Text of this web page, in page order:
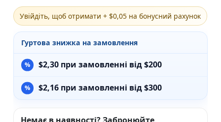
Увійдіть, щоб отримати + $0,05 на бонусний рахунок
Гуртова знижка на замовлення
$2,30 при замовленні від $200
$2,16 при замовленні від $300